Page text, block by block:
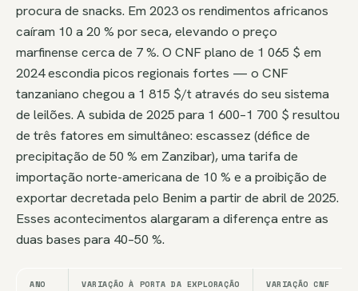
procura de snacks. Em 2023 os rendimentos africanos
caíram 10 a 20 % por seca, elevando o preço
marfinense cerca de 7 %. O CNF plano de 1 065 $ em
2024 escondia picos regionais fortes — o CNF
tanzaniano chegou a 1 815 $/t através do seu sistema
de leilões. A subida de 2025 para 1 600–1 700 $ resultou
de três fatores em simultâneo: escassez (défice de
precipitação de 50 % em Zanzibar), uma tarifa de
importação norte-americana de 10 % e a proibição de
exportar decretada pelo Benim a partir de abril de 2025.
Esses acontecimentos alargaram a diferença entre as
duas bases para 40–50 %.
ANO VARIAÇÃO À PORTA DA EXPLORAÇÃO VARIAÇÃO CNF